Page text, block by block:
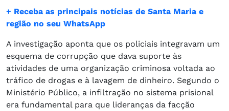
+ Receba as principais notícias de Santa Maria e
região no seu WhatsApp
A investigação aponta que os policiais integravam um
esquema de corrupção que dava suporte às
atividades de uma organização criminosa voltada ao
tráfico de drogas e à lavagem de dinheiro. Segundo o
Ministério Público, a infiltração no sistema prisional
era fundamental para que lideranças da facção